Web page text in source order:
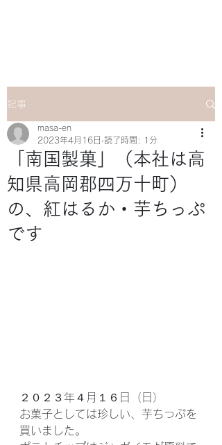
記事
「南国製菓」（本社は高
知県高岡郡四万十町）
の、紅はるか・芋ちっぷ
です
masa-en
2023年4月16日 読了時間: 1分
２０２３年４月１６日（日）
お菓子としては珍しい、芋ちっぷを
買いました。